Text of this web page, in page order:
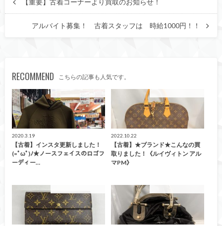
【重要】古着コーナーより買取のお知らせ！
アルバイト募集！ 古着スタッフは 時給1000円！！
RECOMMEND こちらの記事も人気です。
2020.3.19
【古着】インスタ更新しました！
(=ﾟωﾟ)ﾉ★ノースフェイスのロゴフ
ーディー…
2022.10.22
【古着】★ブランド★こんなの買
取りました！《ルイヴィトン アル
マPM》